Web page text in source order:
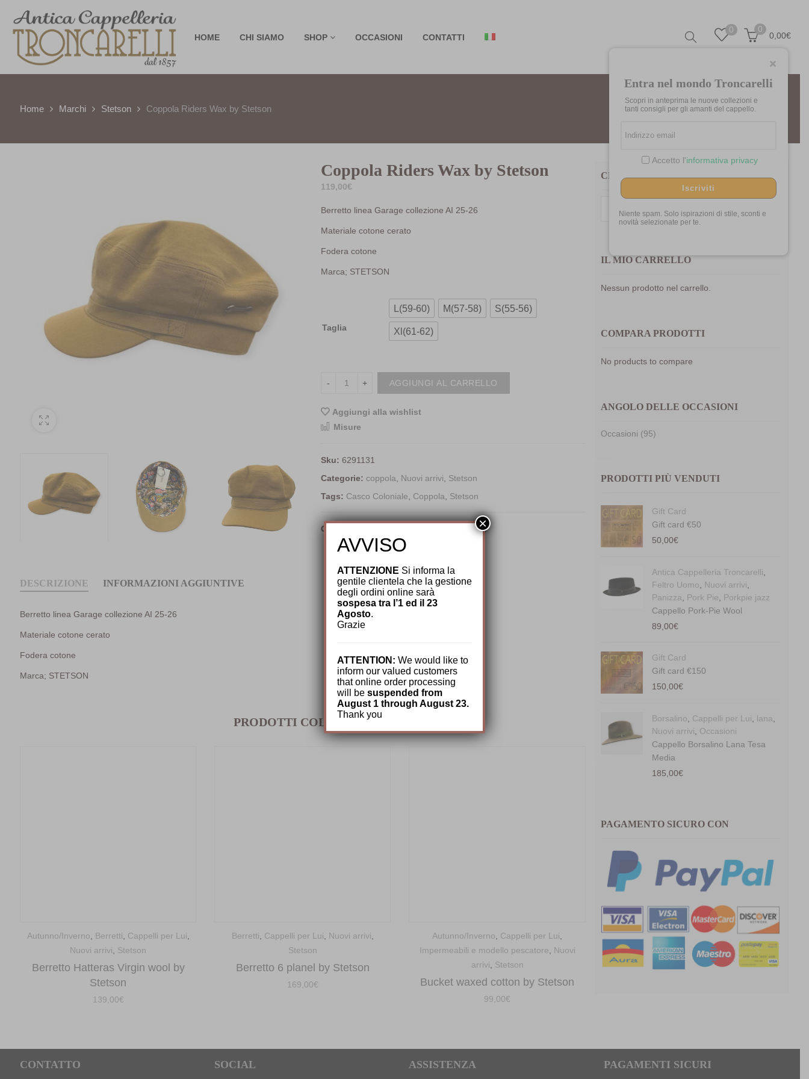
Entra nel mondo Troncarelli
Scopri in anteprima le nuove collezioni e
tanti consigli per gli amanti del cappello.
Accetto l'informativa privacy
Iscriviti
Niente spam. Solo ispirazioni di stile, sconti e
novità selezionate per te.
HOME CHI SIAMO SHOP OCCASIONI CONTATTI
0 0
0,00€
Home Marchi Stetson Coppola Riders Wax by Stetson
Coppola Riders Wax by Stetson
119,00€
Berretto linea Garage collezione AI 25-26
Materiale cotone cerato
Fodera cotone
Marca; STETSON
Taglia
L(59-60) M(57-58) S(55-56)
Xl(61-62)
AGGIUNGI AL CARRELLO
Aggiungi alla wishlist
Misure
Sku: 6291131
Categorie: coppola Nuovi arrivi
Stetson
Tags: Casco Coloniale Coppola Stetson
Condividi:
DESCRIZIONE INFORMAZIONI AGGIUNTIVE
Berretto linea Garage collezione AI 25-26
Materiale cotone cerato
Fodera cotone
Marca; STETSON
PRODOTTI COLLEGATI
Autunno/Inverno, Berretti, Cappelli per Lui,
Nuovi arrivi, Stetson
Berretto Hatteras Virgin wool by
Stetson
139,00€
Berretti, Cappelli per Lui, Nuovi arrivi,
Stetson
Berretto 6 planel by Stetson
169,00€
Autunno/Inverno, Cappelli per Lui,
Impermeabili e modello pescatore, Nuovi
arrivi, Stetson
Bucket waxed cotton by Stetson
99,00€
Cappelli per Lui,Estivi Uomo Materiali,
Nuovi arrivi, Paglia,Stetson
Cappello Telida Toyo by Stetson
CERCA TRA I NOSTRI PRODOTTI
IL MIO CARRELLO
Nessun prodotto nel carrello.
COMPARA PRODOTTI
No products to compare
ANGOLO DELLE OCCASIONI
Occasioni (95)
PRODOTTI PIÙ VENDUTI
Gift Card
Gift card €50
50,00€
Antica Cappelleria Troncarelli,
Feltro Uomo, Nuovi arrivi,
Panizza, Pork Pie, Porkpie jazz
Cappello Pork-Pie Wool
89,00€
Gift Card
Gift card €150
150,00€
Borsalino, Cappelli per Lui, lana,
Nuovi arrivi, Occasioni
Cappello Borsalino Lana Tesa
Media
185,00€
PAGAMENTO SICURO CON
CONTATTO SOCIAL ASSISTENZA PAGAMENTI SICURI
AVVISO
ATTENZIONE Si informa la
gentile clientela che la gestione
degli ordini online sarà
sospesa tra l’1 ed il 23
Agosto.
Grazie
ATTENTION: We would like to
inform our valued customers
that online order processing
will be suspended from
August 1 through August 23.
Thank you
×